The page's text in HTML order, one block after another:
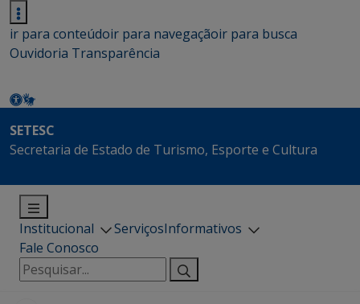
ir para conteúdoir para navegaçãoir para busca
Ouvidoria Transparência
SETESC
Secretaria de Estado de Turismo, Esporte e Cultura
Institucional ServiçosInformativos
Fale Conosco
Pesquisar
por: